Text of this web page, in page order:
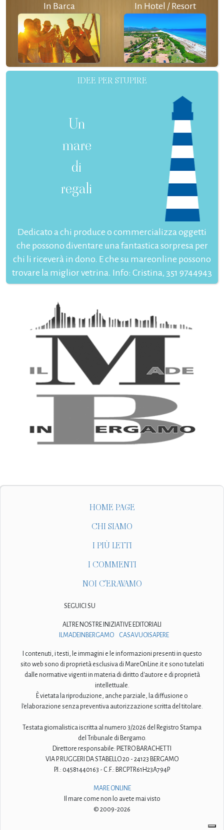
In Barca In Hotel / Resort
IDEE PER STUPIRE
Un
mare
di
regali
Dedicato a chi produce o commercializza oggetti
che possono diventare una fantastica sorpresa per
chi li riceverà in dono. E che su mareonline possono
trovare la miglior vetrina. Info: Cristina, 351 9744943
HOME PAGE
CHI SIAMO
I PIÙ LETTI
I COMMENTI
NOI C'ERAVAMO
SEGUICI SU
ALTRE NOSTRE INIZIATIVE EDITORIALI
ILMADEINBERGAMO
CASAVUOISAPERE
I contenuti, i testi, le immagini e le informazioni presenti in questo
sito web sono di proprietà esclusiva di MareOnLine.it e sono tutelati
dalle normative vigenti in materia di diritto d'autore e di proprietà
intellettuale.
È vietata la riproduzione, anche parziale, la diffusione o
l'elaborazione senza preventiva autorizzazione scritta del titolare.
Testata giornalistica iscritta al numero 3/2026 del Registro Stampa
del Tribunale di Bergamo.
Direttore responsabile: PIETRO BARACHETTI
VIA P. RUGGERI DA STABELLO 20 - 24123 BERGAMO
P.I.: 04581440163 - C.F.: BRCPTR61H23A794P
MARE ONLINE
Il mare come non lo avete mai visto
© 2009-2026